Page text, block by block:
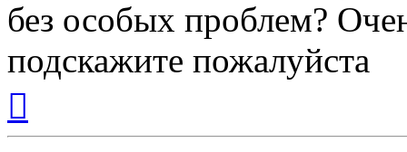
без особых проблем?
подскажите пожалуйста
началу